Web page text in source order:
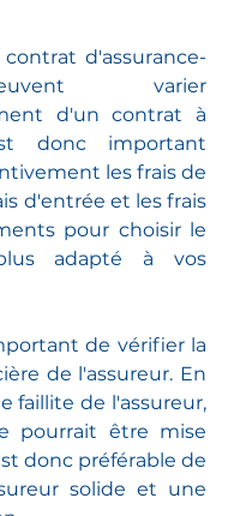
d'assurance-
varier
d'un contrat à
donc important
les frais de
d'entrée et les frais
pour choisir le
adapté à vos
de vérifier la
de l'assureur. En
faillite de l'assureur,
pourrait être mise
donc préférable de
solide et une